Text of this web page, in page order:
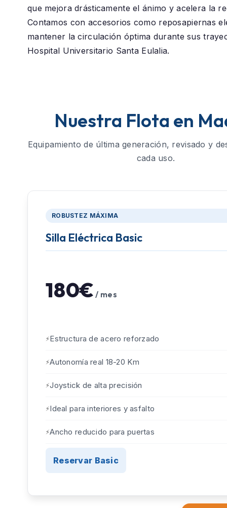
que mejora drásticamente el ánimo y acelera la
Contamos con accesorios como reposapiernas
mantener la circulación óptima durante sus
Hospital Universitario Santa Eulalia.
Nuestra Flota en
Equipamiento de última generación, revisado y
cada uso.
ROBUSTEZ MÁXIMA
Silla Eléctrica Basic
180€ / mes
Estructura de acero reforzado
Autonomía real 18-20 Km
Joystick de alta precisión
Ideal para interiores y asfalto
Ancho reducido para puertas
Reservar Basic